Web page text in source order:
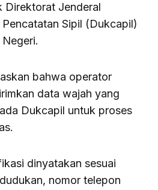
Direktorat Jenderal
Sipil (Dukcapil)
bahwa operator
data wajah yang
Dukcapil untuk proses
dinyatakan sesuai
nomor telepon